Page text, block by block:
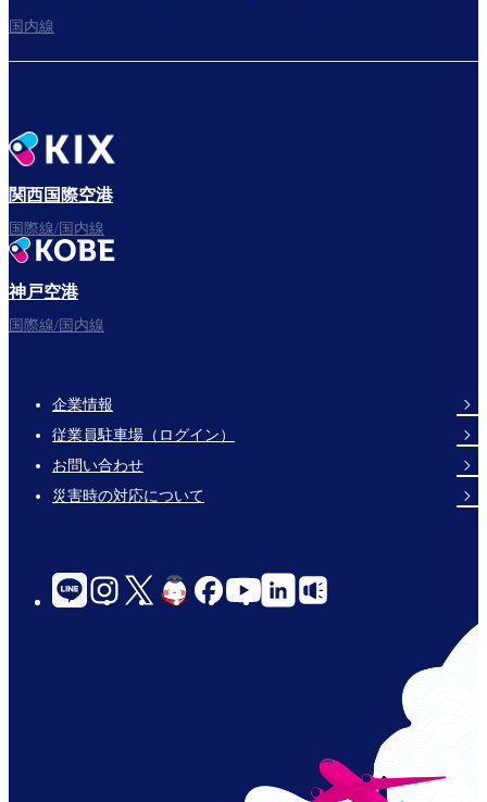
搭乗ゲートへ
フライトをお楽しみください。
国内線
関西国際空港
国際線/国内線
神戸空港
国際線/国内線
Footer
Links
企業情報
従業員駐車場（ログイン）
お問い合わせ
災害時の対応について
social-
links-